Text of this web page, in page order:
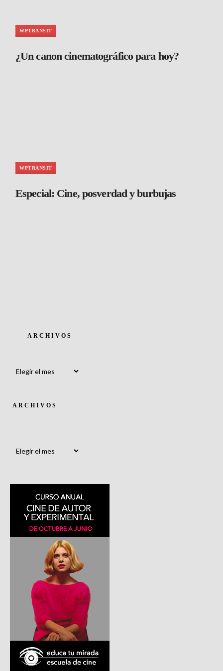
WPTRANSIT
¿Un canon cinematográfico para hoy?
WPTRANSIT
Especial: Cine, posverdad y burbujas
ARCHIVOS
ARCHIVOS